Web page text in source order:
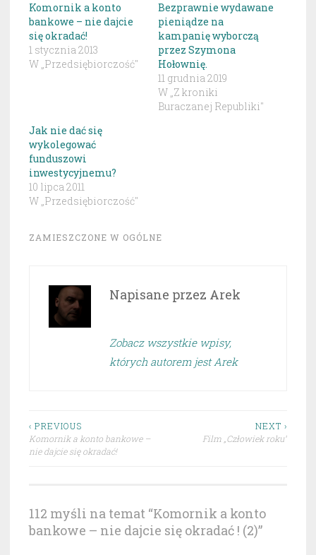
Komornik a konto
bankowe – nie dajcie
się okradać!
1 stycznia 2013
W „Przedsiębiorczość"
Bezprawnie wydawane
pieniądze na
kampanię wyborczą
przez Szymona
Hołownię.
11 grudnia 2019
W „Z kroniki
Buraczanej Republiki"
Jak nie dać się
wykolegować
funduszowi
inwestycyjnemu?
10 lipca 2011
W „Przedsiębiorczość"
ZAMIESZCZONE W OGÓLNE
Napisane przez Arek
Zobacz wszystkie wpisy,
których autorem jest Arek
Nawigacja
wpisu
‹ PREVIOUS
Komornik a konto bankowe –
nie dajcie się okradać!
NEXT ›
Film „Człowiek roku”
112 myśli na temat “Komornik a konto
bankowe – nie dajcie się okradać ! (2)”